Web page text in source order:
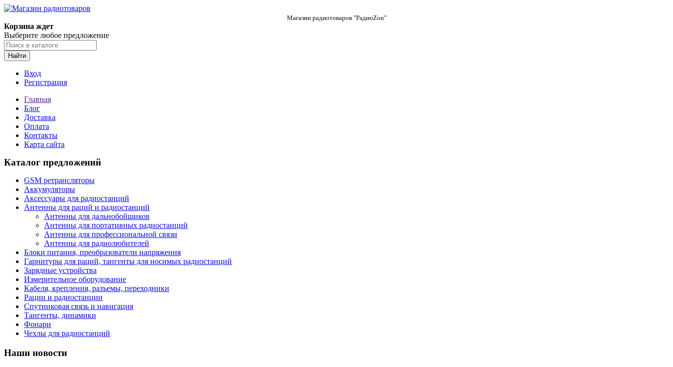
Магазин радиотоваров "РадиоZon"
Корзина ждет
Выберите любое предложение
Найти
Вход
Регистрация
Главная
Блог
Доставка
Оплата
Контакты
Карта сайта
Каталог предложений
GSM ретрансляторы
Аккумуляторы
Аксессуары для радиостанций
Антенны для раций и радиостанций
Антенны для дальнобойщиков
Антенны для портативных радиостанций
Антенны для профессиональной связи
Антенны для радиолюбителей
Блоки питания, преобразователи напряжения
Гарнитуры для раций, тангенты для носимых радиостанций
Зарядные устройства
Измерительное оборудование
Кабеля, крепления, разъемы, переходники
Рации и радиостанции
Спутниковая связь и навигация
Тангенты, динамики
Фонари
Чехлы для радиостанций
Наши новости